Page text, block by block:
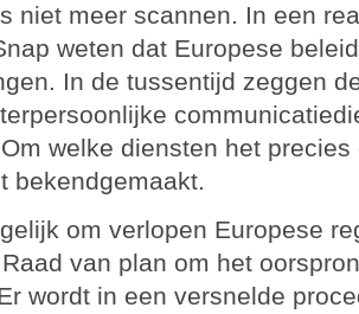
niet meer scannen. In een
weten dat Europese
In de tussentijd zeggen
welke diensten het
bekendgemaakt.
om verlopen Europese
van plan om het
wordt in een versnelde